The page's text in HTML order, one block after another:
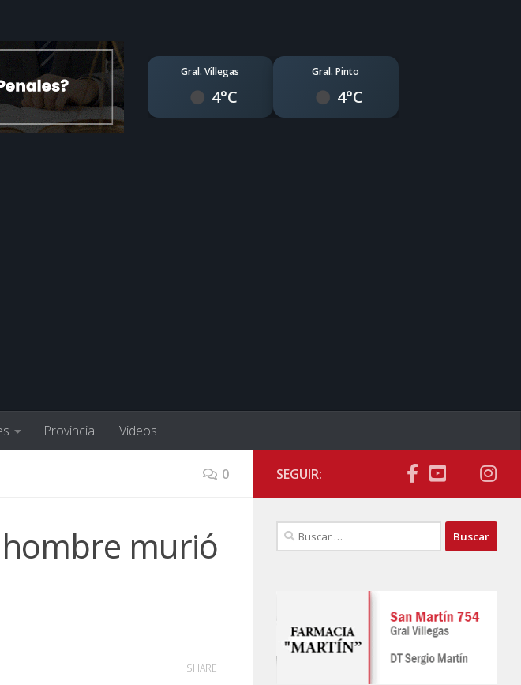
Gral. Villegas
4°C
Gral. Pinto
4°C
Provincial Videos
0
hombre murió
SHARE
SEGUIR:
Buscar: